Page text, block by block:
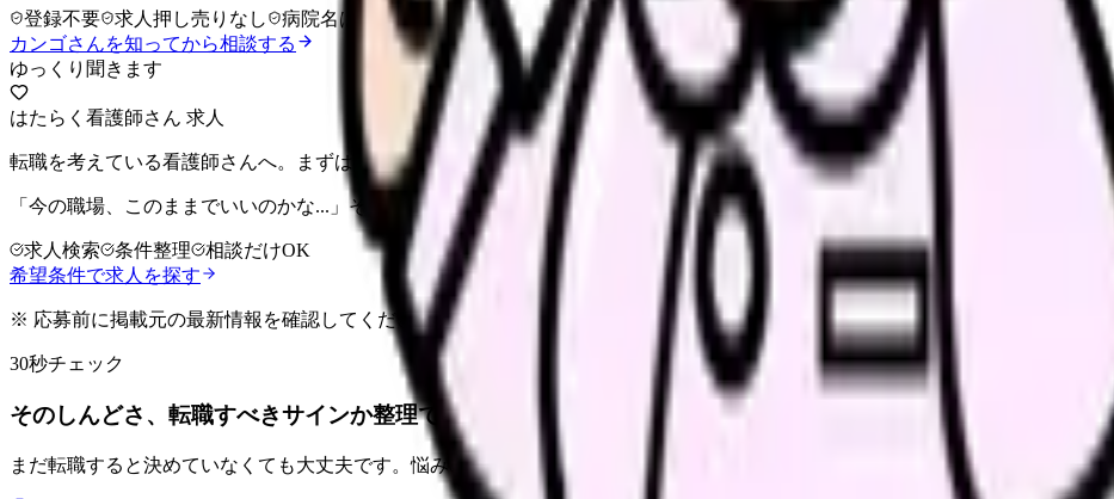
登録不要 求人押し売りなし
病院名は入力不要
カンゴさんを知ってから相談する
ゆっくり聞きます
はたらく看護師さん 求人
転職を考えている看護師さんへ。まずは希望条件を整理して、求人を見比べられます。
「今の職場、このままでいいのかな...」そう感じたら、求人票の条件と応募前に確認したい不安を分けて整理してみてください。
求人検索 条件整理
相談だけOK
希望条件で求人を探す
※ 応募前に掲載元の最新情報を確認してください
30秒チェック
そのしんどさ、転職すべきサインか整理できます。
まだ転職すると決めていなくても大丈夫です。悩みの種類と続いている期間から、次に見るべき記事と相談先を出します。